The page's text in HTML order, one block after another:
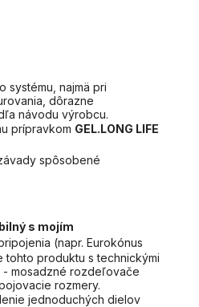
systému, najmä pri
dôrazne
návodu výrobcu.
prípravkom GEL.LONG LIFE
spôsobené
s mojím
(napr. Eurokónus
tohto produktu s technickými
mosadzné rozdeľovače
rozmery.
jednoduchých dielov